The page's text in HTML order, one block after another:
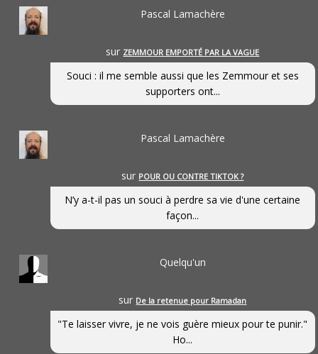
Pascal Lamachère
sur ZEMMOUR EMPORTÉ PAR LA VAGUE
Souci : il me semble aussi que les Zemmour et ses
supporters ont...
Pascal Lamachère
sur POUR OU CONTRE TIKTOK ?
N’y a-t-il pas un souci à perdre sa vie d'une certaine
façon...
Quelqu'un
sur De la retenue pour Ramadan
"Te laisser vivre, je ne vois guère mieux pour te punir."
Ho...